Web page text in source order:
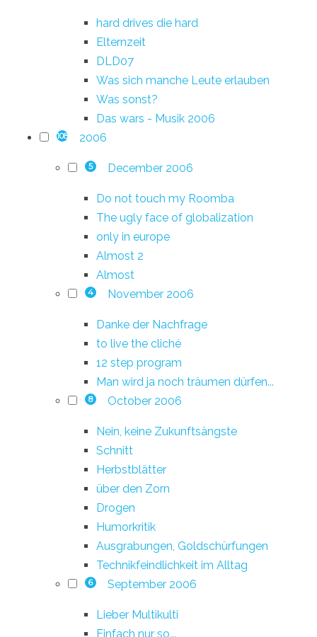
hard drives die hard
Elternzeit
DLD07
Was sich manche Leute erlauben
Was sonst?
Das wars - Musik 2006
108 2006
5 December 2006
Do not touch my Roomba
The ugly face of globalization
only in europe
Almost 2
Almost
4 November 2006
Danke der Nachfrage
to live the cliché
12 step program
Man wird ja noch träumen dürfen...
8 October 2006
Nein, keine Zukunftsängste
Schnitt
Herbstblätter
über den Zorn
Drogen
Humorkritik
Ausgrabungen, Goldschürfungen
Technikfeindlichkeit im Alltag
6 September 2006
Lieber Multikulti
Einfach nur so...